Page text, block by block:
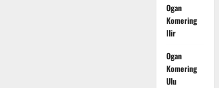
Ogan
Komering
Ilir
Ogan
Komering
Ulu